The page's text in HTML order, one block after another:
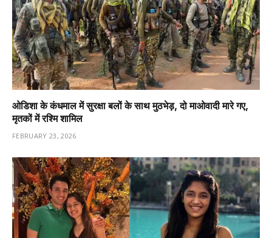
ओडिशा के कंधमाल में सुरक्षा बलों के साथ मुठभेड़, दो माओवादी मारे गए,
मृतकों में रश्मि शामिल
FEBRUARY 23, 2026